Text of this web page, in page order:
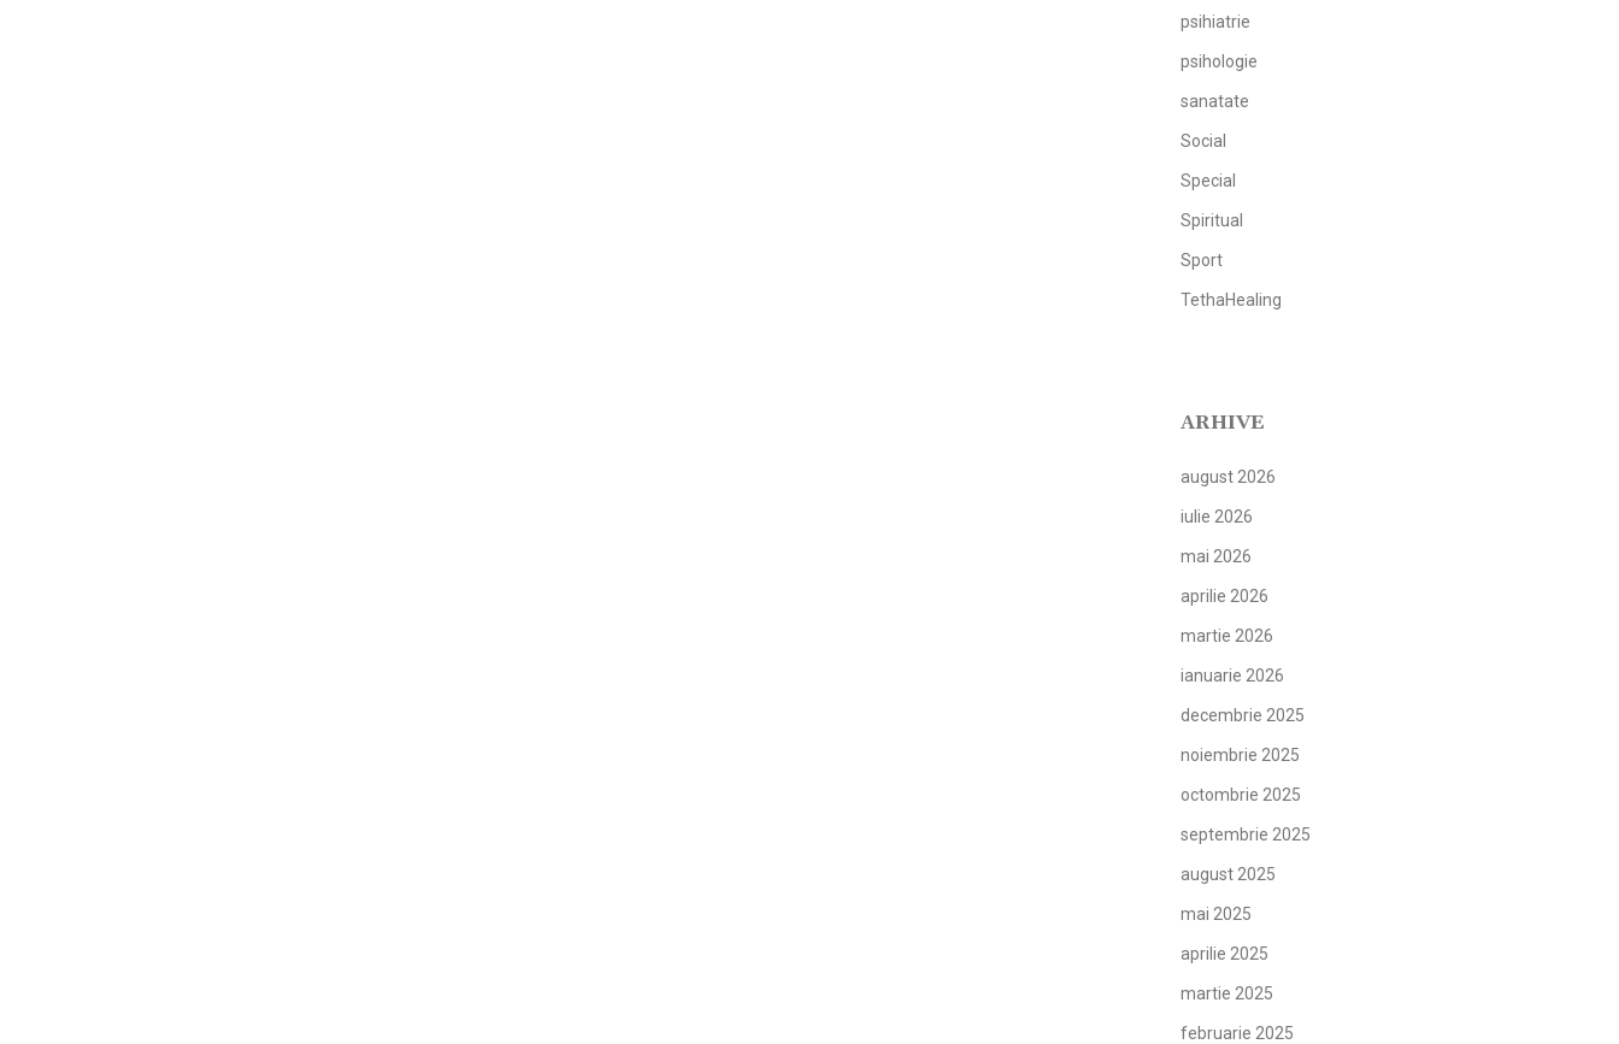
psihiatrie
psihologie
sanatate
Social
Special
Spiritual
Sport
TethaHealing
ARHIVE
august 2026
iulie 2026
mai 2026
aprilie 2026
martie 2026
ianuarie 2026
decembrie 2025
noiembrie 2025
octombrie 2025
septembrie 2025
august 2025
mai 2025
aprilie 2025
martie 2025
februarie 2025